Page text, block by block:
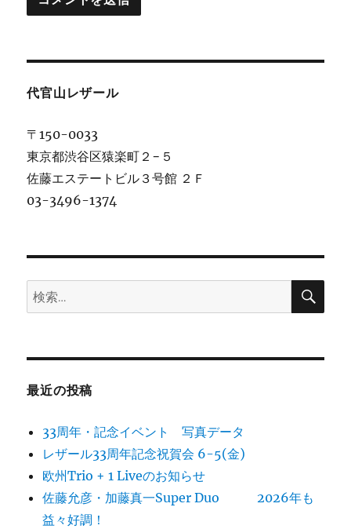
代官山レザール
〒150-0033
東京都渋谷区猿楽町２−５
佐藤エステートビル３号館 ２Ｆ
03-3496-1374
検
索:
検
最近の投稿
33周年・記念イベント 写真データ
レザール33周年記念祝賀会 6-5(金)
欧州Trio + 1 Liveのお知らせ
佐藤允彦・加藤真一Super Duo 2026年も
益々好調！